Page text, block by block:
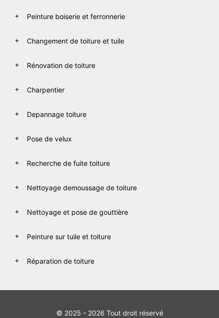
Peinture boiserie et ferronnerie
Changement de toiture et tuile
Rénovation de toiture
Charpentier
Depannage toiture
Pose de velux
Recherche de fuite toiture
Nettoyage demoussage de toiture
Nettoyage et pose de gouttière
Peinture sur tuile et toiture
Réparation de toiture
© 2025 - 2026 Tout droit réservé